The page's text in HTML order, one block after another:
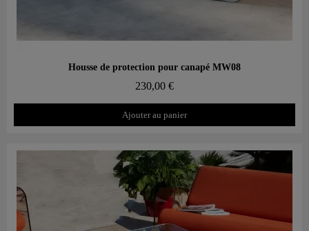
Aperçu rapide
Housse de protection pour canapé MW08
230,00 €
Ajouter au panier